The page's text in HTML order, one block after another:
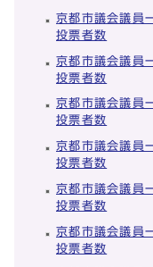
京都市議会議員
投票者数
京都市議会議員
投票者数
京都市議会議員
投票者数
京都市議会議員
投票者数
京都市議会議員
投票者数
京都市議会議員
投票者数